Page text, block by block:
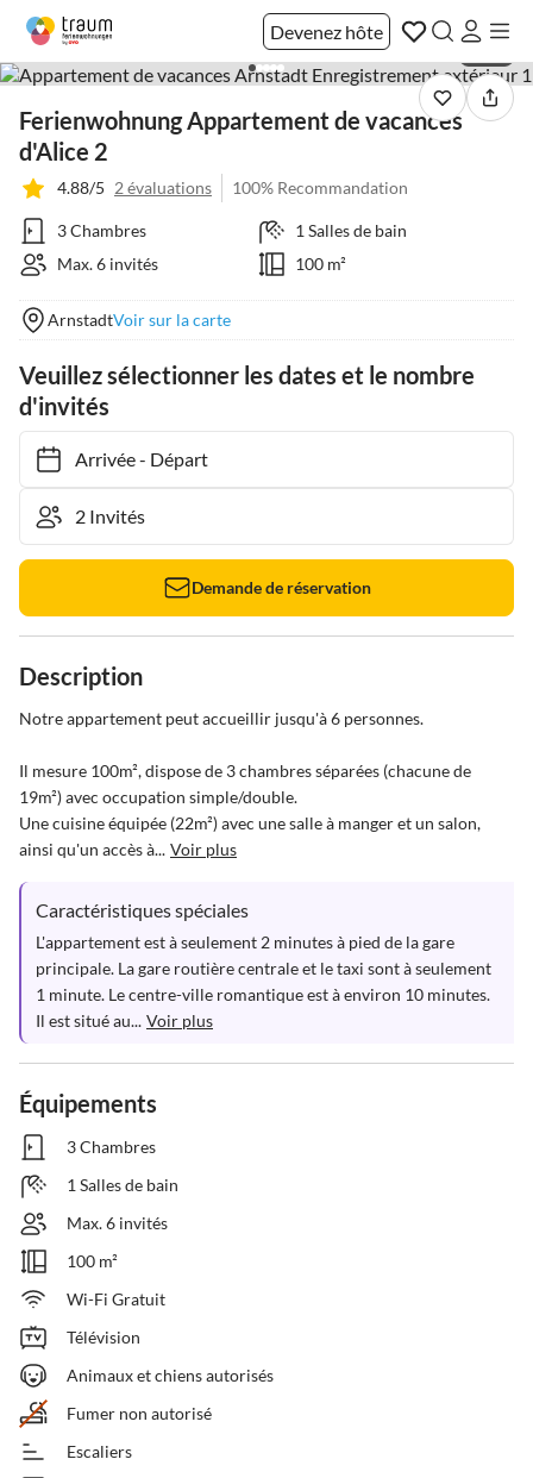
Devenez hôte
Ferienwohnung Appartement de vacances
d'Alice 2
4.88/5 2 évaluations 100% Recommandation
3 Chambres
1 Salles de bain
Max. 6 invités
100 m²
ArnstadtVoir sur la carte
Veuillez sélectionner les dates et le nombre
d'invités
Arrivée- Départ
Demande de réservation
Description
Notre appartement peut accueillir jusqu'à 6 personnes.
Il mesure 100m², dispose de 3 chambres séparées (chacune de
19m²) avec occupation simple/double.
Une cuisine équipée (22m²) avec une salle à manger et un salon,
ainsi qu'un accès à... Voir plus
Caractéristiques spéciales
L'appartement est à seulement 2 minutes à pied de la gare
principale. La gare routière centrale et le taxi sont à seulement
1 minute. Le centre-ville romantique est à environ 10 minutes.
Il est situé au... Voir plus
Équipements
3 Chambres
1 Salles de bain
Max. 6 invités
100 m²
Wi-Fi Gratuit
Télévision
Animaux et chiens autorisés
Fumer non autorisé
Escaliers